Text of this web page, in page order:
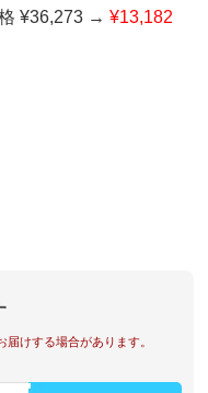
格 ¥36,273 →¥13,182
けする場合があります。